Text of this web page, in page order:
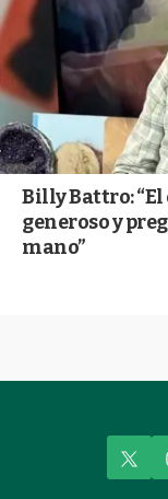
Billy Battro:
generoso y
mano”
w